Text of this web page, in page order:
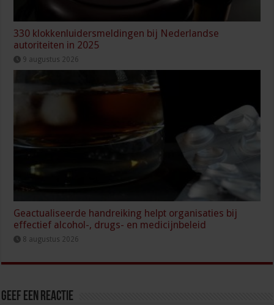
330 klokkenluidersmeldingen bij Nederlandse
autoriteiten in 2025
9 augustus 2026
Geactualiseerde handreiking helpt organisaties bij
effectief alcohol-, drugs- en medicijnbeleid
8 augustus 2026
Geef een reactie